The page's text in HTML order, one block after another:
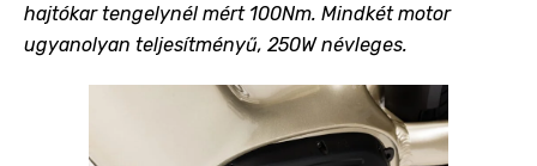
hajtókar tengelynél mért 100Nm. Mindkét motor
ugyanolyan teljesítményű, 250W névleges.